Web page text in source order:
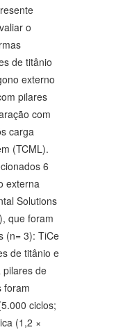
o
de titânio
externo
pilares
com
carga
(TCML).
6
externa
Solutions
que foram
(n= 3): TiCe
de titânio e
pilares de
foram
ciclos;
(1,2 ×